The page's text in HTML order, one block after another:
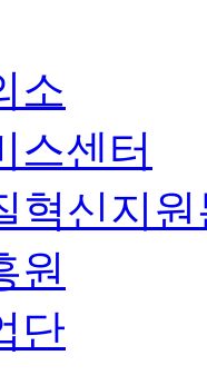
소
스센터
혁신지
원
단